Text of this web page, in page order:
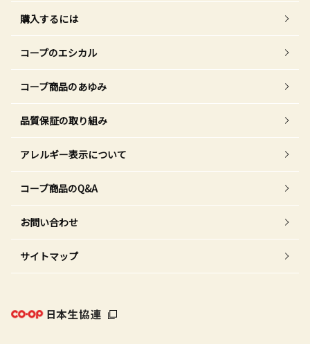
購入するには
コープのエシカル
コープ商品のあゆみ
品質保証の取り組み
アレルギー表示について
コープ商品のQ&A
お問い合わせ
サイトマップ